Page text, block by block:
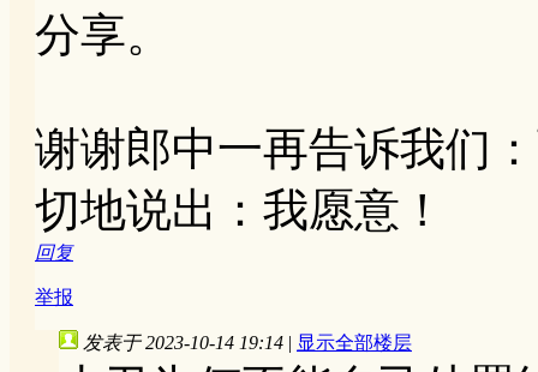
分享。
谢谢郎中一再告诉我们
切地说出：我愿意！
回复
举报
发表于 2023-10-14 19:14 | 显示全部楼层